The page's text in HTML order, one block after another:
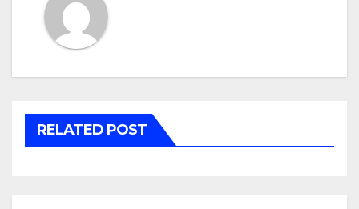
RELATED POST